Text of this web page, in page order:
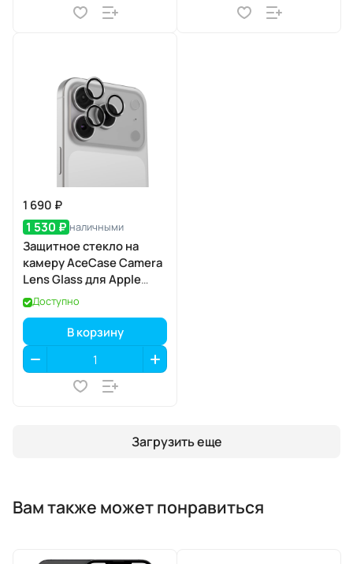
1 690 ₽
1 530 ₽ наличными
Защитное стекло на
камеру AceCase Camera
Lens Glass для Apple
iPhone 17 Pro / 17 Pro Max
Доступно
В корзину
Загрузить еще
Вам также может понравиться